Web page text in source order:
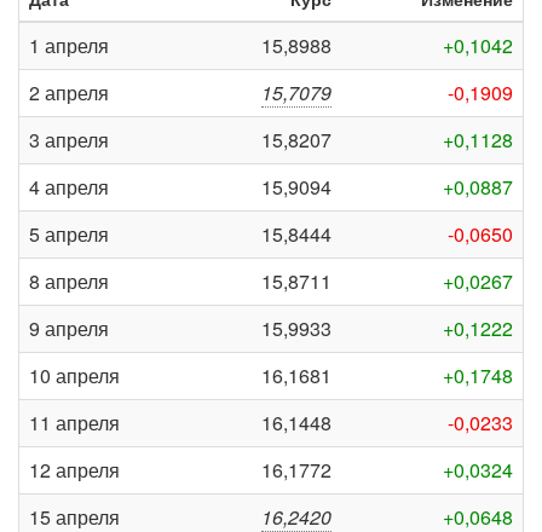
1 апреля 15,8988
+0,1042
2 апреля
15,7079
-0,1909
3 апреля
15,8207
+0,1128
4 апреля
15,9094
+0,0887
5 апреля
15,8444
-0,0650
8 апреля
15,8711
+0,0267
9 апреля
15,9933
+0,1222
10 апреля
16,1681
+0,1748
11 апреля
16,1448
-0,0233
12 апреля
16,1772
+0,0324
15 апреля
16,2420
+0,0648